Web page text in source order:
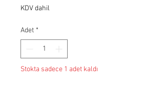
KDV dahil
Adet *
Stokta sadece 1 adet kaldı